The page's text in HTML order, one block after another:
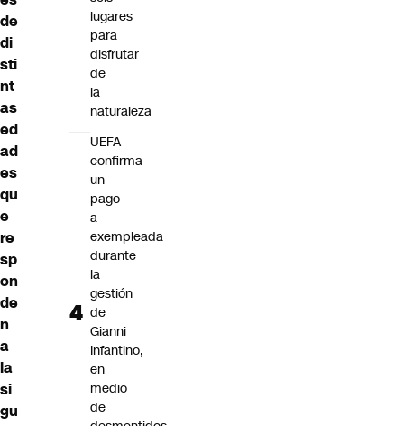
de
di
sti
nt
as
ed
ad
es
qu
e
re
sp
on
de
n
a
la
si
gu
lugares
para
disfrutar
de
la
naturaleza
UEFA
confirma
un
pago
a
exempleada
durante
la
gestión
de
Gianni
Infantino,
en
medio
de